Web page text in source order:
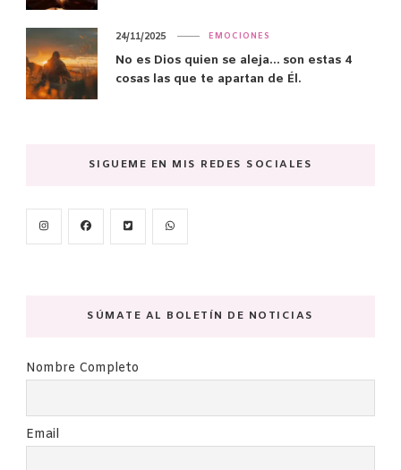
EMOCIONES
No es Dios quien se aleja… son estas 4
cosas las que te apartan de Él.
24/11/2025
SIGUEME EN MIS REDES SOCIALES
SÚMATE AL BOLETÍN DE NOTICIAS
Nombre Completo
Email